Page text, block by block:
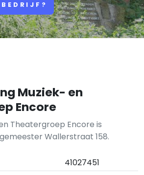
Muziek- en
Encore
Theatergroep Encore is
Wallerstraat 158.
41027451